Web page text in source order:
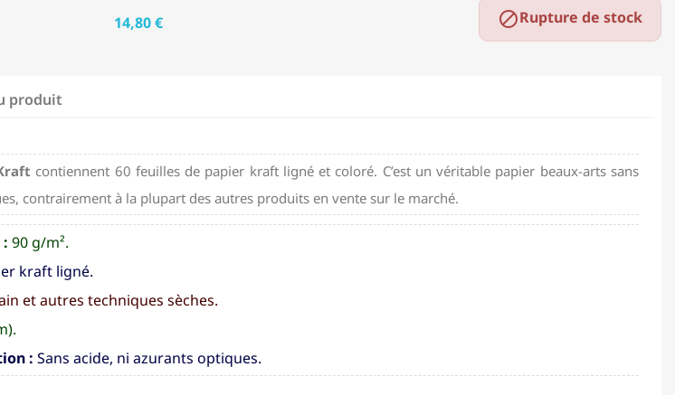
14,80 € Rupture de stock
produit
contiennent 60 feuilles de papier kraft ligné et coloré. C’est un véritable papier beaux-arts sans
contrairement à la plupart des autres produits en vente sur le marché.
90 g/m².
kraft ligné.
et autres techniques sèches.
: Sans acide, ni azurants optiques.